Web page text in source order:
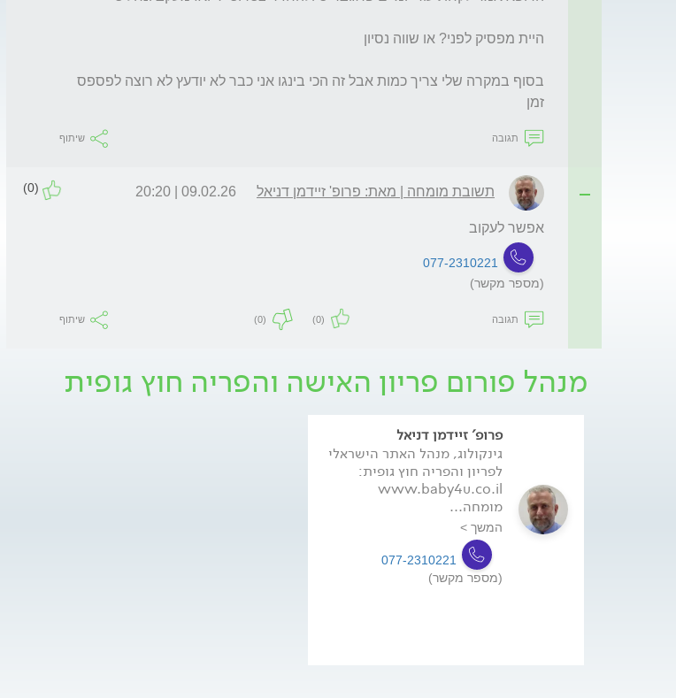
זמן
תגובה שיתוף
תשובת מומחה | מאת: פרופ' זיידמן דניאל 09.02.26 | 20:20
(0)
אפשר לעקוב
077-2310221
(מספר מקשר)
תגובה (0)
(0) שיתוף
מנהל פורום פריון האישה והפריה חוץ גופית
פרופ' זיידמן דניאל
גינקולוג, מנהל האתר הישראלי
לפריון והפריה חוץ גופית:
www.baby4u.co.il
מומחה...
המשך >
077-2310221
(מספר מקשר)